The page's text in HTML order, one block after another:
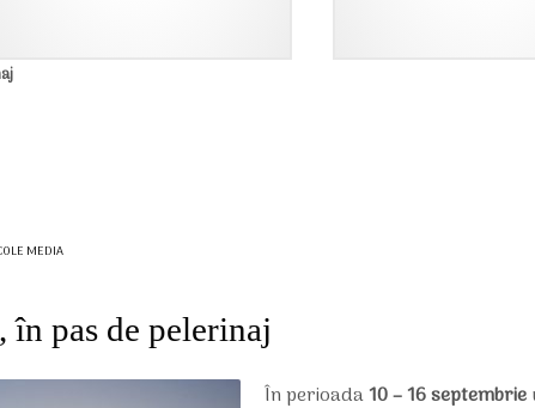
MEDIA
în pas de pelerinaj
În perioada10 – 16 septembrie